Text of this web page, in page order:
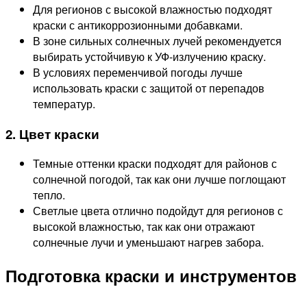
Для регионов с высокой влажностью подходят
краски с антикоррозионными добавками.
В зоне сильных солнечных лучей рекомендуется
выбирать устойчивую к УФ-излучению краску.
В условиях переменчивой погоды лучше
использовать краски с защитой от перепадов
температур.
2. Цвет краски
Темные оттенки краски подходят для районов с
солнечной погодой, так как они лучше поглощают
тепло.
Светлые цвета отлично подойдут для регионов с
высокой влажностью, так как они отражают
солнечные лучи и уменьшают нагрев забора.
Подготовка краски и инструментов